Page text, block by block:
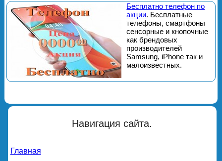
Бесплатно телефон по
акции. Бесплатные
телефоны, смартфоны
сенсорные и кнопочные
как брендовых
производителей
Samsung, iPhone так и
малоизвестных.
Навигация сайта.
Главная